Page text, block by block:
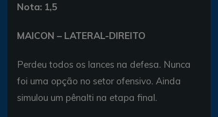
Nota: 1,5
MAICON – LATERAL-DIREITO
Perdeu todos os lances na defesa. Nunca
foi uma opção no setor ofensivo. Ainda
simulou um pênalti na etapa final.